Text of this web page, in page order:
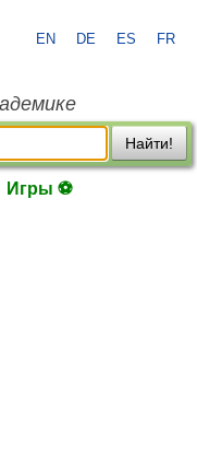
EN DE ES FR
Найти!
Игры ⚽